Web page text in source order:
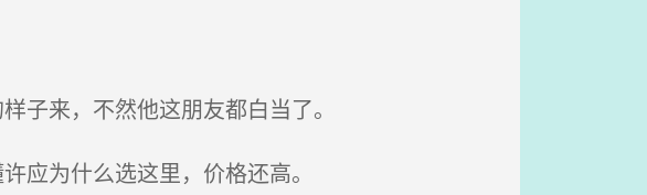
子来，不然他这朋友都白当了。
应为什么选这里，价格还高。